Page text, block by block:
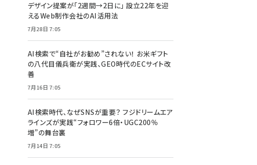
デザイン提案が「2週間→2日に」 設立22年を迎
えるWeb制作会社のAI活用法
7月28日 7:05
AI検索で“自社がお勧め”されない！ お米ギフト
の八代目儀兵衛が実践、GEO時代のECサイト改
善
7月16日 7:05
AI検索時代、なぜSNSが重要？ フジドリームエア
ラインズが実践“フォロワー6倍・UGC200％
増”の舞台裏
7月14日 7:05